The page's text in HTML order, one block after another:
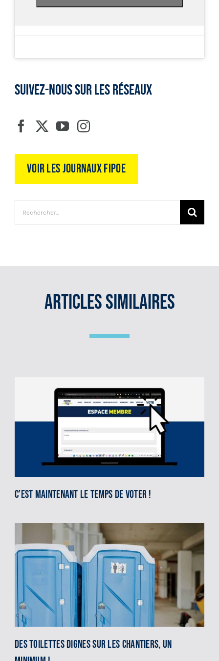
SUIVEZ-NOUS SUR LES RÉSEAUX
Voir les journaux FIPOE
Recherche
sur
Articles Similaires
C’est maintenant le temps de voter !
Des toilettes dignes sur les chantiers, un